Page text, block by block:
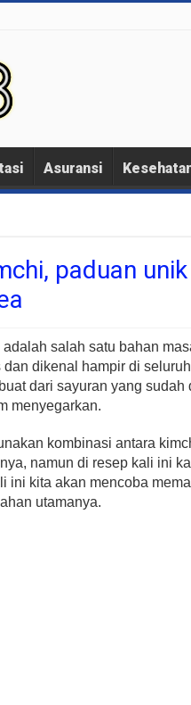
Asuransi
paduan
salah satu bahan
dikenal hampir di
dari sayuran yang sudah
menyegarkan.
kombinasi antara
namun di resep kali ini
ini kita akan mencoba
utamanya.